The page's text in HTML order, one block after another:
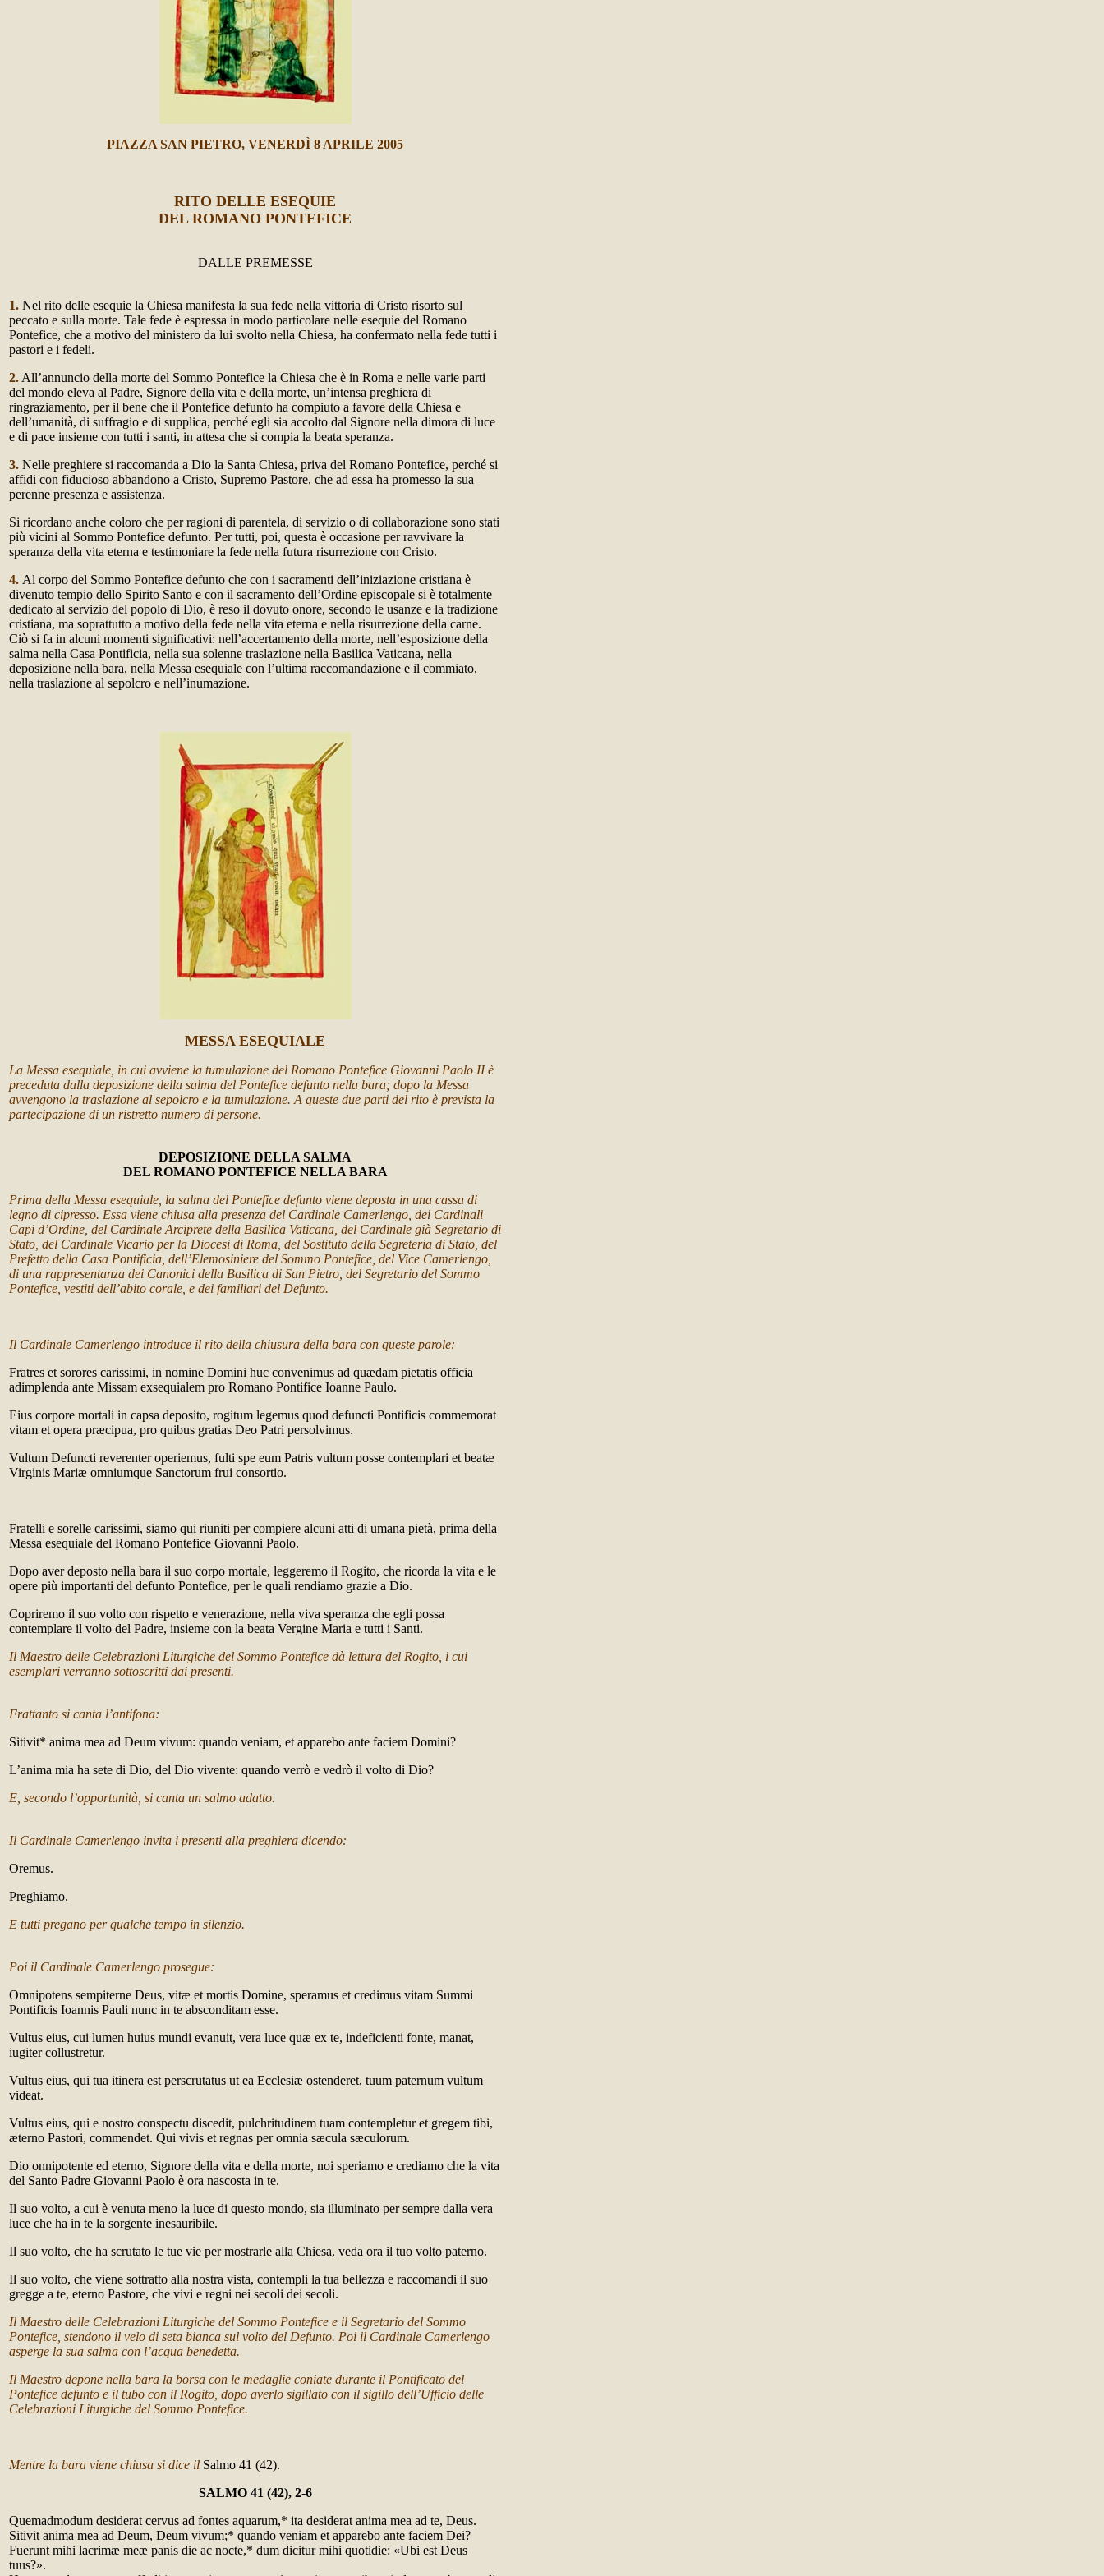
PIAZZA SAN PIETRO, VENERDÌ 8 APRILE 2005
RITO DELLE ESEQUIE
DEL ROMANO PONTEFICE
DALLE PREMESSE
1. Nel rito delle esequie la Chiesa manifesta la sua fede nella vittoria di Cristo risorto sul
peccato e sulla morte. Tale fede è espressa in modo particolare nelle esequie del Romano
Pontefice, che a motivo del ministero da lui svolto nella Chiesa, ha confermato nella fede tutti i
pastori e i fedeli.
2. All’annuncio della morte del Sommo Pontefice la Chiesa che è in Roma e nelle varie parti
del mondo eleva al Padre, Signore della vita e della morte, un’intensa preghiera di
ringraziamento, per il bene che il Pontefice defunto ha compiuto a favore della Chiesa e
dell’umanità, di suffragio e di supplica, perché egli sia accolto dal Signore nella dimora di luce
e di pace insieme con tutti i santi, in attesa che si compia la beata speranza.
3. Nelle preghiere si raccomanda a Dio la Santa Chiesa, priva del Romano Pontefice, perché si
affidi con fiducioso abbandono a Cristo, Supremo Pastore, che ad essa ha promesso la sua
perenne presenza e assistenza.
Si ricordano anche coloro che per ragioni di parentela, di servizio o di collaborazione sono stati
più vicini al Sommo Pontefice defunto. Per tutti, poi, questa è occasione per ravvivare la
speranza della vita eterna e testimoniare la fede nella futura risurrezione con Cristo.
4. Al corpo del Sommo Pontefice defunto che con i sacramenti dell’iniziazione cristiana è
divenuto tempio dello Spirito Santo e con il sacramento dell’Ordine episcopale si è totalmente
dedicato al servizio del popolo di Dio, è reso il dovuto onore, secondo le usanze e la tradizione
cristiana, ma soprattutto a motivo della fede nella vita eterna e nella risurrezione della carne.
Ciò si fa in alcuni momenti significativi: nell’accertamento della morte, nell’esposizione della
salma nella Casa Pontificia, nella sua solenne traslazione nella Basilica Vaticana, nella
deposizione nella bara, nella Messa esequiale con l’ultima raccomandazione e il commiato,
nella traslazione al sepolcro e nell’inumazione.
MESSA ESEQUIALE
La Messa esequiale, in cui avviene la tumulazione del Romano Pontefice Giovanni Paolo II è
preceduta dalla deposizione della salma del Pontefice defunto nella bara; dopo la Messa
avvengono la traslazione al sepolcro e la tumulazione. A queste due parti del rito è prevista la
partecipazione di un ristretto numero di persone.
DEPOSIZIONE DELLA SALMA
DEL ROMANO PONTEFICE NELLA BARA
Prima della Messa esequiale, la salma del Pontefice defunto viene deposta in una cassa di
legno di cipresso. Essa viene chiusa alla presenza del Cardinale Camerlengo, dei Cardinali
Capi d’Ordine, del Cardinale Arciprete della Basilica Vaticana, del Cardinale già Segretario di
Stato, del Cardinale Vicario per la Diocesi di Roma, del Sostituto della Segreteria di Stato, del
Prefetto della Casa Pontificia, dell’Elemosiniere del Sommo Pontefice, del Vice Camerlengo,
di una rappresentanza dei Canonici della Basilica di San Pietro, del Segretario del Sommo
Pontefice, vestiti dell’abito corale, e dei familiari del Defunto.
Il Cardinale Camerlengo introduce il rito della chiusura della bara con queste parole:
Fratres et sorores carissimi, in nomine Domini huc convenimus ad quædam pietatis officia
adimplenda ante Missam exsequialem pro Romano Pontifice Ioanne Paulo.
Eius corpore mortali in capsa deposito, rogitum legemus quod defuncti Pontificis commemorat
vitam et opera præcipua, pro quibus gratias Deo Patri persolvimus.
Vultum Defuncti reverenter operiemus, fulti spe eum Patris vultum posse contemplari et beatæ
Virginis Mariæ omniumque Sanctorum frui consortio.
Fratelli e sorelle carissimi, siamo qui riuniti per compiere alcuni atti di umana pietà, prima della
Messa esequiale del Romano Pontefice Giovanni Paolo.
Dopo aver deposto nella bara il suo corpo mortale, leggeremo il Rogito, che ricorda la vita e le
opere più importanti del defunto Pontefice, per le quali rendiamo grazie a Dio.
Copriremo il suo volto con rispetto e venerazione, nella viva speranza che egli possa
contemplare il volto del Padre, insieme con la beata Vergine Maria e tutti i Santi.
Il Maestro delle Celebrazioni Liturgiche del Sommo Pontefice dà lettura del Rogito, i cui
esemplari verranno sottoscritti dai presenti.
Frattanto si canta l’antifona:
Sitivit* anima mea ad Deum vivum: quando veniam, et apparebo ante faciem Domini?
L’anima mia ha sete di Dio, del Dio vivente: quando verrò e vedrò il volto di Dio?
E, secondo l’opportunità, si canta un salmo adatto.
Il Cardinale Camerlengo invita i presenti alla preghiera dicendo:
Oremus.
Preghiamo.
E tutti pregano per qualche tempo in silenzio.
Poi il Cardinale Camerlengo prosegue:
Omnipotens sempiterne Deus, vitæ et mortis Domine, speramus et credimus vitam Summi
Pontificis Ioannis Pauli nunc in te absconditam esse.
Vultus eius, cui lumen huius mundi evanuit, vera luce quæ ex te, indeficienti fonte, manat,
iugiter collustretur.
Vultus eius, qui tua itinera est perscrutatus ut ea Ecclesiæ ostenderet, tuum paternum vultum
videat.
Vultus eius, qui e nostro conspectu discedit, pulchritudinem tuam contempletur et gregem tibi,
æterno Pastori, commendet. Qui vivis et regnas per omnia sæcula sæculorum.
Dio onnipotente ed eterno, Signore della vita e della morte, noi speriamo e crediamo che la vita
del Santo Padre Giovanni Paolo è ora nascosta in te.
Il suo volto, a cui è venuta meno la luce di questo mondo, sia illuminato per sempre dalla vera
luce che ha in te la sorgente inesauribile.
Il suo volto, che ha scrutato le tue vie per mostrarle alla Chiesa, veda ora il tuo volto paterno.
Il suo volto, che viene sottratto alla nostra vista, contempli la tua bellezza e raccomandi il suo
gregge a te, eterno Pastore, che vivi e regni nei secoli dei secoli.
Il Maestro delle Celebrazioni Liturgiche del Sommo Pontefice e il Segretario del Sommo
Pontefice, stendono il velo di seta bianca sul volto del Defunto. Poi il Cardinale Camerlengo
asperge la sua salma con l’acqua benedetta.
Il Maestro depone nella bara la borsa con le medaglie coniate durante il Pontificato del
Pontefice defunto e il tubo con il Rogito, dopo averlo sigillato con il sigillo dell’Ufficio delle
Celebrazioni Liturgiche del Sommo Pontefice.
Mentre la bara viene chiusa si dice il Salmo 41 (42).
SALMO 41 (42), 2-6
Quemadmodum desiderat cervus ad fontes aquarum,* ita desiderat anima mea ad te, Deus.
Sitivit anima mea ad Deum, Deum vivum;* quando veniam et apparebo ante faciem Dei?
Fuerunt mihi lacrimæ meæ panis die ac nocte,* dum dicitur mihi quotidie: «Ubi est Deus
tuus?».